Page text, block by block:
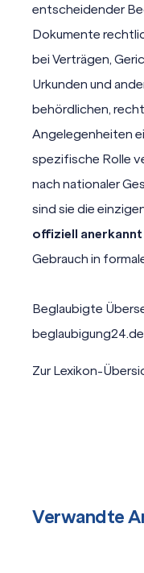
entscheidender
Dokumente
bei Verträgen,
Urkunden und
behördlichen,
Angelegenheiten
spezifische Rolle
nach nationaler
sind sie die
offiziell
Gebrauch in
Beglaubigte
Zur Lexikon-
Verwandte